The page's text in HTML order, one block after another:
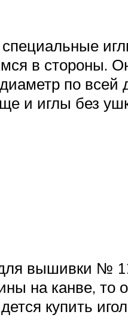
в стороны.
по всей
и иглы без
вышивки №
на канве, то
купить